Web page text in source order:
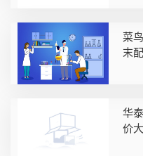
菜
末
华
价